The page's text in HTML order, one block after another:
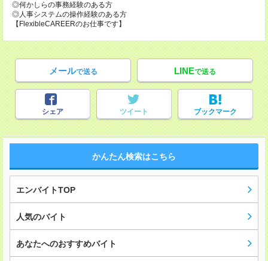
◎何かしらの事務経験のある方
◎人事システムの操作経験のある方
【FlexibleCAREERのお仕事です】
メールで送る LINEで送る
シェア ツイート ブックマーク
かんたん検索はこちら
エンバイトTOP
人気のバイト
あなたへのおすすめバイト